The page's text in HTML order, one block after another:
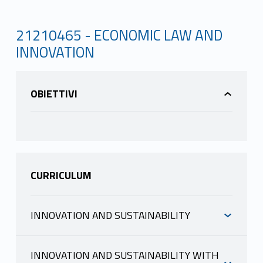
21210465 - ECONOMIC LAW AND
INNOVATION
OBIETTIVI
CURRICULUM
INNOVATION AND SUSTAINABILITY
INNOVATION AND SUSTAINABILITY WITH